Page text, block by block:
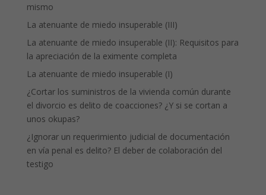
mismo
La atenuante de miedo insuperable (III)
La atenuante de miedo insuperable (II): Requisitos para
la apreciación de la eximente completa
La atenuante de miedo insuperable (I)
¿Cortar los suministros de la vivienda común durante
el divorcio es delito de coacciones? ¿Y si se cortan a
unos okupas?
¿Ignorar un requerimiento judicial de documentación
en vía penal es delito? El deber de colaboración del
testigo